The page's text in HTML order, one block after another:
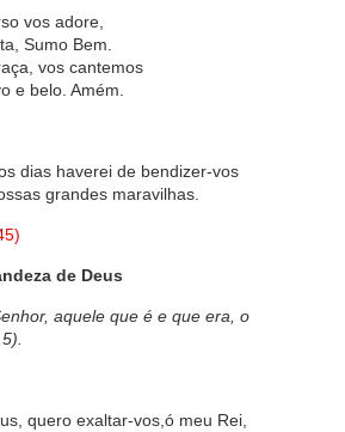
vos adore,
Sumo Bem.
vos cantemos
e belo. Amém.
dias haverei de bendizer-vos
grandes maravilhas.
de Deus
aquele que é e que era, o
quero exaltar-vos,ó meu Rei,